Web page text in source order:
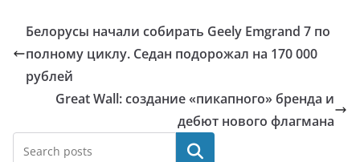
Белорусы начали собирать Geely Emgrand 7 по
полному циклу. Седан подорожал на 170 000
рублей
Great Wall: создание «пикапного» бренда и
дебют нового флагмана
Поиск